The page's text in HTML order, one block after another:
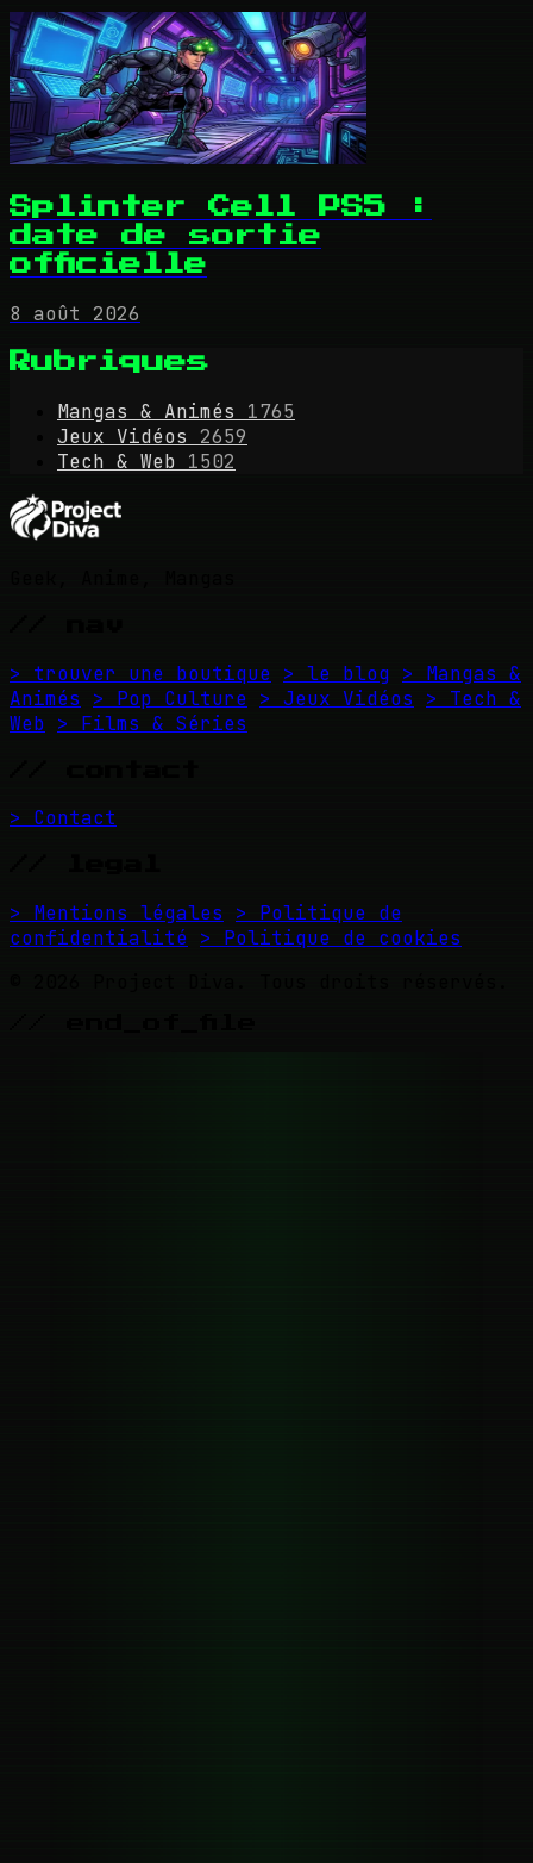
Splinter Cell PS5 :
date de sortie
officielle
8 août 2026
Rubriques
Mangas & Animés
1765
Jeux Vidéos
2659
Tech & Web 1502
> trouver une boutique > le blog > Mangas &
Animés
> Pop Culture > Jeux Vidéos
> Tech &
Web > Films & Séries
> Contact
> Mentions légales
> Politique de
confidentialité > Politique de cookies